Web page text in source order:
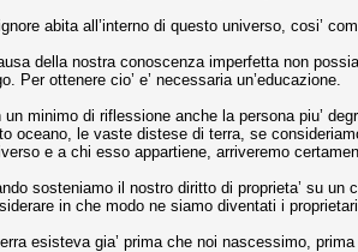
abita all’interno di questo universo, cosi’
della nostra conoscenza imperfetta non
Per ottenere cio’ e’ necessaria un’educazione.
un minimo di riflessione anche la persona piu’
oceano, le vaste distese di terra, se
e a chi esso appartiene, arriveremo
sosteniamo il nostro diritto di proprieta’ su
in che modo ne siamo diventati i
esisteva gia’ prima che noi nascessimo,